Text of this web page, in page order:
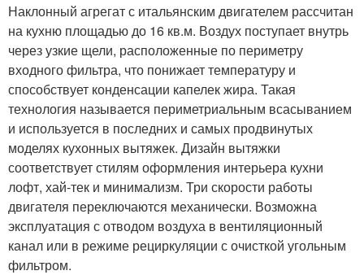
Наклонный агрегат с итальянским двигателем рассчитан
на кухню площадью до 16 кв.м. Воздух поступает внутрь
через узкие щели, расположенные по периметру
входного фильтра, что понижает температуру и
способствует конденсации капелек жира. Такая
технология называется периметриальным всасыванием
и используется в последних и самых продвинутых
моделях кухонных вытяжек. Дизайн вытяжки
соответствует стилям оформления интерьера кухни
лофт, хай-тек и минимализм. Три скорости работы
двигателя переключаются механически. Возможна
эксплуатация с отводом воздуха в вентиляционный
канал или в режиме рециркуляции с очисткой угольным
фильтром.